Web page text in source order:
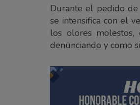
Durante el pedido
se intensifica con el
los olores
denunciando y como